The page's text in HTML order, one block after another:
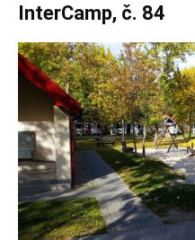
InterCamp, č. 84